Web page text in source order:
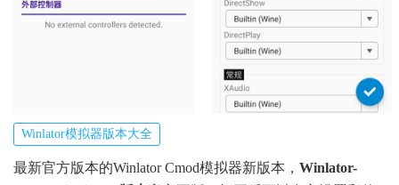
Winlator模拟器版本大全
最新官方版本的Winlator Cmod模拟器新版本， Winlator-